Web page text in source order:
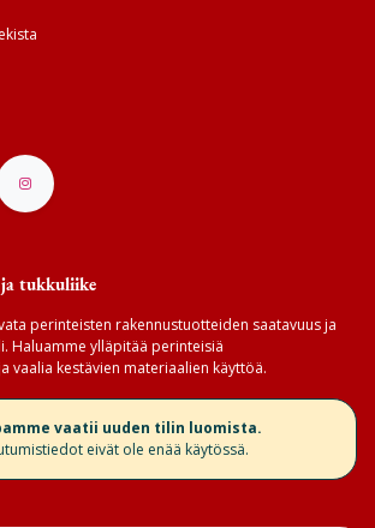
ja tukkuliike
perinteisten rakennustuotteiden saatavuus ja
Haluamme ylläpitää perinteisiä
vaalia kestävien materiaalien käyttöä.
vaatii uuden tilin luomista.
eivät ole enää käytössä.